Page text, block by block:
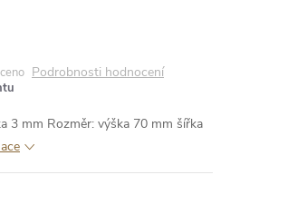
Podrobnosti hodnocení
3 mm Rozměr: výška 70 mm šířka